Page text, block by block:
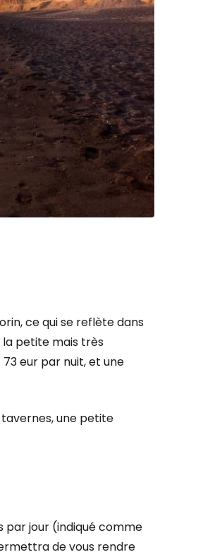
ce qui se reflète dans
la petite mais très
eur par nuit, et une
une petite
par jour (indiqué comme
de vous rendre